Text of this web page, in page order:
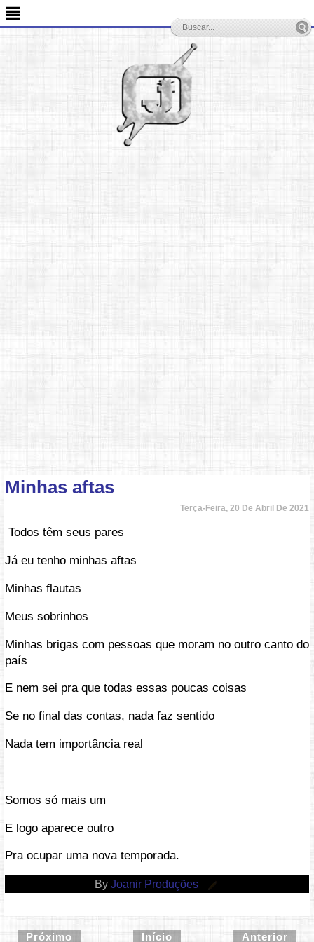
-->
≣
Minhas aftas
Terça-Feira, 20 De Abril De 2021
Todos têm seus pares
Já eu tenho minhas aftas
Minhas flautas
Meus sobrinhos
Minhas brigas com pessoas que moram no outro canto do
país
E nem sei pra que todas essas poucas coisas
Se no final das contas, nada faz sentido
Nada tem importância real
Somos só mais um
E logo aparece outro
Pra ocupar uma nova temporada.
By Joanir Produções
Próximo Anterior
Início